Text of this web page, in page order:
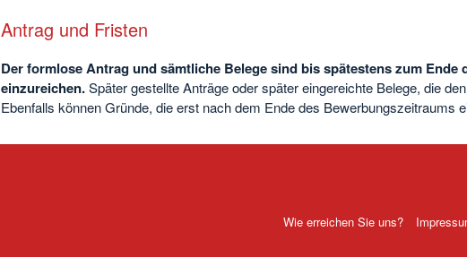
Antrag und Fristen
Der formlose Antrag und sämtliche Belege sind bis spätestens zum
einzureichen.Später gestellte Anträge oder später eingereichte Belege, die
Ebenfalls können Gründe, die erst nach dem Ende des Bewerbungszeitraums
Wie erreichen Sie uns?